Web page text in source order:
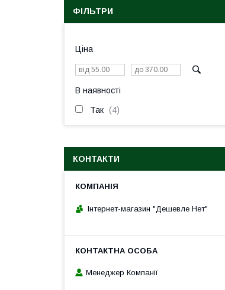
ФІЛЬТРИ
Ціна
В наявності
Так 4
КОНТАКТИ
Інтернет-магазин "Дешевле Нет"
Менеджер Компанії